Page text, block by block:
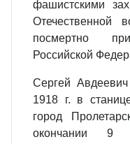
фашистскими
посмертно
Российской
Сергей
1918 г. в
город
окончании 9